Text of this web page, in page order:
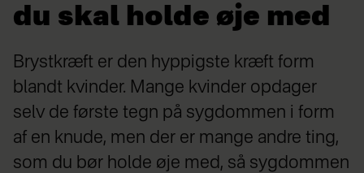
du skal holde øje med
Brystkræft er den hyppigste kræft form
blandt kvinder. Mange kvinder opdager
selv de første tegn på sygdommen i form
af en knude, men der er mange andre ting,
som du bør holde øje med, så sygdommen